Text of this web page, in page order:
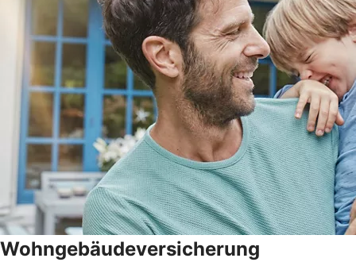
Wohngebäudever­sicherung